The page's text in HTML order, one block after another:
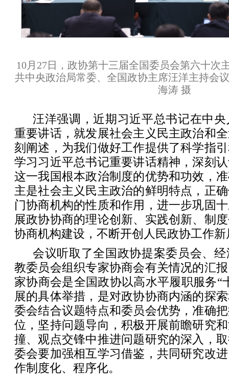
10月27日，政协第十三届全国委员会第六十次
共中央政治局常委、全国政协主席汪洋主持会
海涛 摄
汪洋强调，近期习近平总书记在中
重要讲话，就发展社会主义民主政治和
刻阐述，为我们做好工作提供了科学指
学习习近平总书记重要讲话精神，深刻
这一我国根本政治制度的优势和功效，
主是社会主义民主政治的鲜明特点，正
门协商机构的性质和作用，进一步巩固
展政协协商的理论创新、实践创新、制
协商机构建设，不断开创人民政协工作新
会议听取了全国政协提案委员会、
教委员会组织专家协商会有关情况的汇
家协商会是全国政协以高水平履职服务“
展的具体举措，是对政协协商内涵的探
委会结合议题特点和委员会优势，准确
位，坚持问题导向，积极开展前瞻研究
撞、观点交锋中推进问题研究的深入，
委会要加强相互学习借鉴，共同研究改
作制度化、程序化。